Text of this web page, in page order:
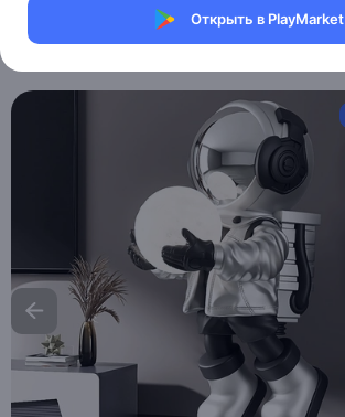
Открыть в PlayMarket
Магазин Weller Store